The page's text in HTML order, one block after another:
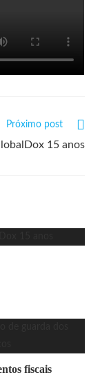
Próximo post
15 anos
fiscais